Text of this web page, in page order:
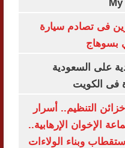
وإصابة 3 آخرين فى تصادم سيارة
بسوهاج
على السعودية
فى الكويت
التنظيم.. أسرار
الإخوان الإرهابية..
وبناء الولاءات